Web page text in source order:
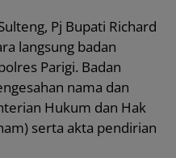
Pj Bupati Richard
langsung badan
Parigi. Badan
nama dan
Hukum dan Hak
serta akta pendirian